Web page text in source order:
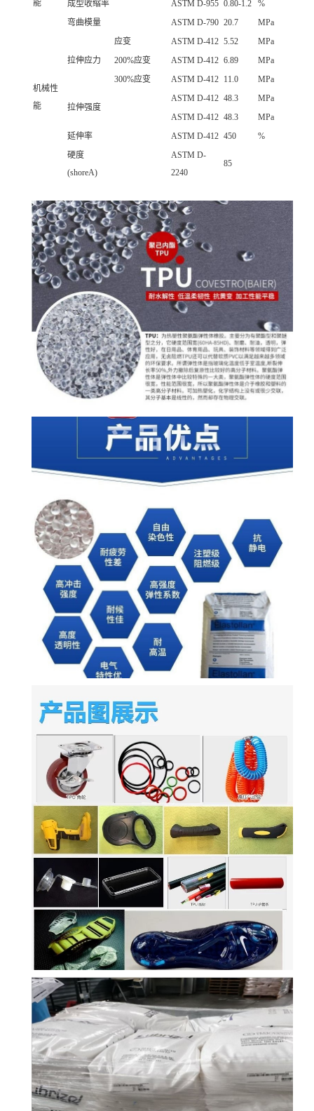
能 成型收缩率 ASTM D-955 0.80-1.2 %
机械性
能
弯曲模量 ASTM D-790 20.7 MPa
拉伸应力
应变 ASTM D-412 5.52
MPa
200%应变
ASTM D-412 6.89
MPa
300%应变
ASTM D-412 11.0 MPa
拉伸强度
ASTM D-412 48.3
MPa
ASTM D-412 48.3
MPa
延伸率
ASTM D-412 450
%
硬度
(shoreA)
ASTM D-
2240
85